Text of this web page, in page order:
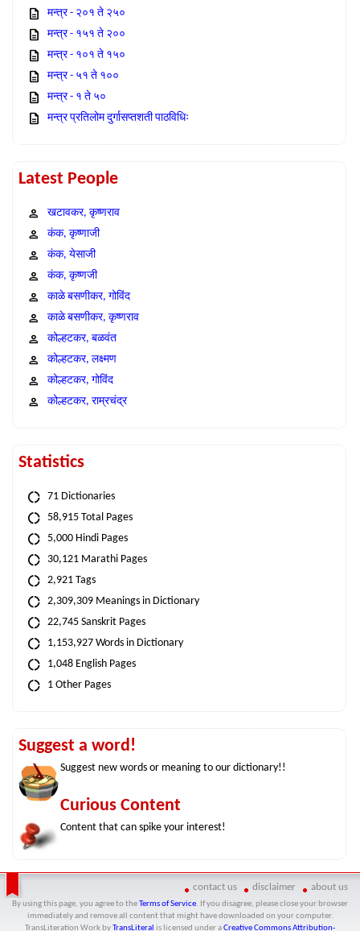
मन्त्र - २०१ ते २५०
मन्त्र - १५१ ते २००
मन्त्र - १०१ ते १५०
मन्त्र - ५१ ते १००
मन्त्र - १ ते ५०
मन्त्र प्रतिलोम दुर्गासप्तशती पाठविधिः
Latest People
खटावकर, कृष्णराव
कंक, कृष्णाजी
कंक, येसाजी
कंक, कृष्णजी
काळे बसणीकर, गोविंद
काळे बसणीकर, कृष्णराव
कोल्हटकर, बळवंत
कोल्हटकर, लक्ष्मण
कोल्हटकर, गोविंद
कोल्हटकर, राम्रचंद्र
Statistics
71 Dictionaries
58,915 Total Pages
5,000 Hindi Pages
30,121 Marathi Pages
2,921 Tags
2,309,309 Meanings in Dictionary
22,745 Sanskrit Pages
1,153,927 Words in Dictionary
1,048 English Pages
1 Other Pages
Suggest a word!
Suggest new words or meaning to our dictionary!!
Curious Content
Content that can spike your interest!
contact us disclaimer about us
By using this page, you agree to the Terms of Service. If you disagree, please close your browser
immediately and remove all content that might have downloaded on your computer.
TransLiteration Workby TransLiteral is licensed under aCreative Commons Attribution-